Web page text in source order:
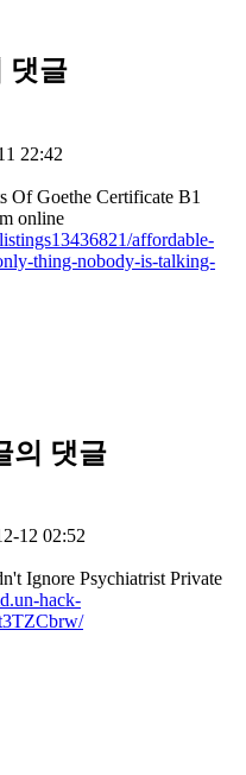
댓글
22:42
Of Goethe Certificate B1
online
affordable-
thing-nobody-is-talking-
의 댓글
12 02:52
Ignore Psychiatrist Private
hack-